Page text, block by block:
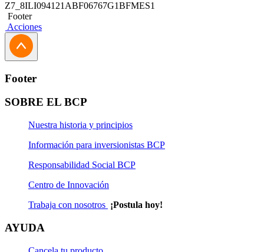
Z7_8ILI094121ABF06767G1BFMES1
Footer
Acciones
Footer
SOBRE EL BCP
Nuestra historia y principios
Información para inversionistas BCP
Responsabilidad Social BCP
Centro de Innovación
Trabaja con nosotros ¡Postula hoy!
AYUDA